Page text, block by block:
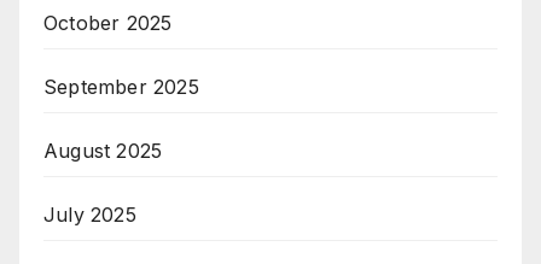
October 2025
September 2025
August 2025
July 2025